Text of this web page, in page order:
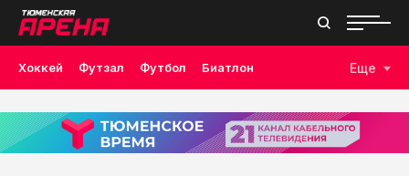
Хоккей Футзал Футбол Биатлон
Лыжные гонки Волейбол Плавание Дзюдо
Скалолазание Велоспорт Бокс
Еще